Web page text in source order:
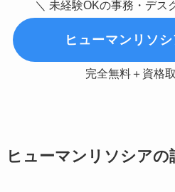
＼ 未経験OKの事務・デス
ヒューマンリソ
完全無料＋資格
ヒューマンリソシアの